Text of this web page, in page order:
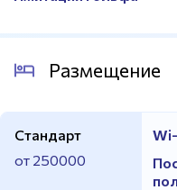
Размещение
Стандарт
от 250000